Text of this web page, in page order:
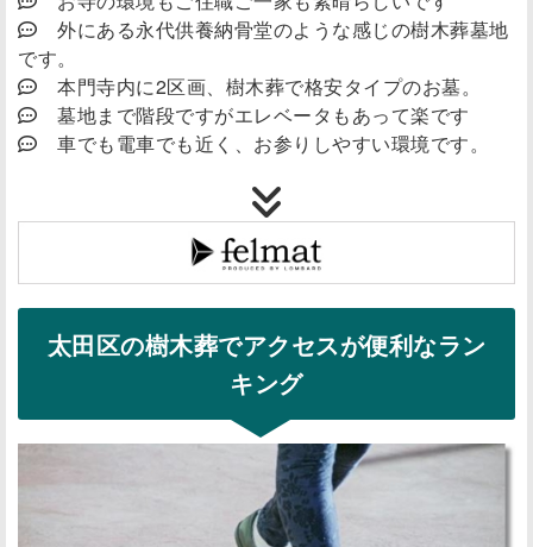
外にある永代供養納骨堂のような感じの樹木葬墓地
です。
本門寺内に2区画、樹木葬で格安タイプのお墓。
墓地まで階段ですがエレベータもあって楽です
車でも電車でも近く、お参りしやすい環境です。
太田区の樹木葬でアクセスが便利なラン
キング